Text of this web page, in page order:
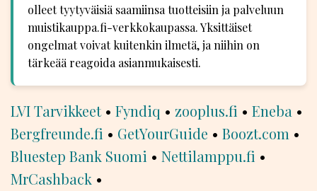
olleet tyytyväisiä saamiinsa tuotteisiin ja palveluun
muistikauppa.fi-verkkokaupassa. Yksittäiset
ongelmat voivat kuitenkin ilmetä, ja niihin on
tärkeää reagoida asianmukaisesti.
LVI Tarvikkeet• Fyndiq • zooplus.fi • Eneba •
Bergfreunde.fi • GetYourGuide • Boozt.com •
Bluestep Bank Suomi • Nettilamppu.fi •
MrCashback •